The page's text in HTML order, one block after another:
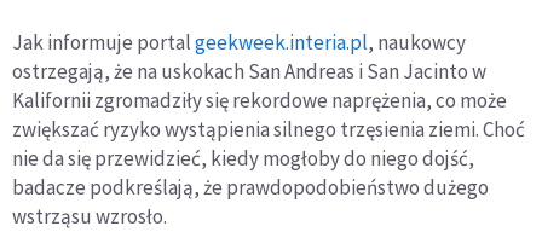
Jak informuje portalgeekweek.interia.pl, naukowcy
ostrzegają, że na uskokach San Andreas i San Jacinto w
Kalifornii zgromadziły się rekordowe naprężenia, co może
zwiększać ryzyko wystąpienia silnego trzęsienia ziemi. Choć
nie da się przewidzieć, kiedy mogłoby do niego dojść,
badacze podkreślają, że prawdopodobieństwo dużego
wstrząsu wzrosło.